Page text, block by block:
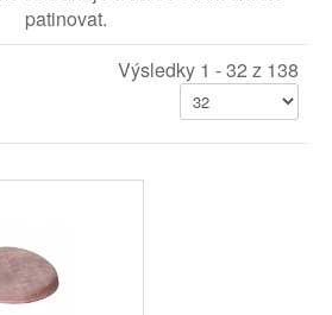
patinovat.
Výsledky 1 - 32 z 138